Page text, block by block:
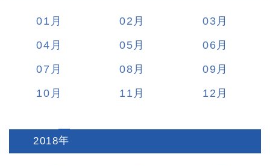
01 02
03
04
05
06
07
08
09
10
11 12
2018: